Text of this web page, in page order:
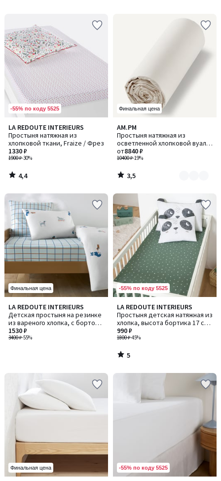
-55% по коду 5525
LA REDOUTE INTERIEURS
Простыня натяжная из
хлопковой ткани, Fraize / Фрез
1900 ₽-30%
1330 ₽
4,4
/ 5
4,4
/
Финальная цена
AM.PM
Простыня натяжная из
осветленной хлопковой вуали,
Gypse / Джипс
10400 ₽-19%
от8840 ₽
3,5
/ 5
Количество
цветов:
4
3,5
/
Финальная цена
LA REDOUTE INTERIEURS
Детская простыня на резинке
из вареного хлопка, с бортом
25 см, с принтом с щенками,
TEAM CHIENS / Т
3400 ₽-55%
1530 ₽
-55% по коду 5525
LA REDOUTE INTERIEURS
Простыня детская натяжная из
хлопка, высота бортика 17 см,
Panda Mania / Панда Мания
1800 ₽-45%
990 ₽
5
/
5
5
/
Финальная цена -55% по коду 5525